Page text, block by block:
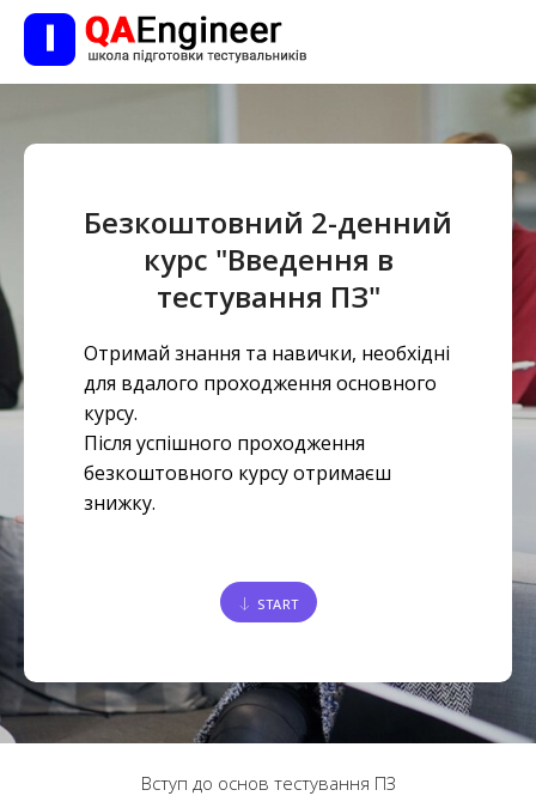
Безкоштовний 2-денний
курс "Введення в
тестування ПЗ"
Отримай знання та навички, необхідні
для вдалого проходження основного
курсу.
Після успішного проходження
безкоштовного курсу отримаєш
знижку.
START
Вступ до основ тестування ПЗ